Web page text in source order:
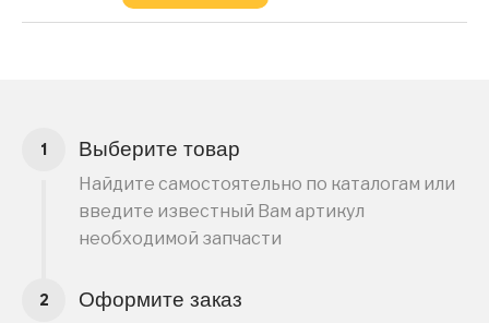
Выберите товар
Найдите самостоятельно по каталогам или
введите известный Вам артикул
необходимой запчасти
Оформите заказ